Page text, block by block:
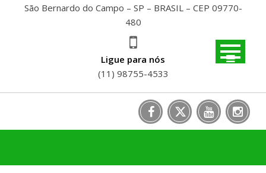
São Bernardo do Campo – SP – BRASIL – CEP 09770-
480
Ligue para nós
(11) 98755-4533